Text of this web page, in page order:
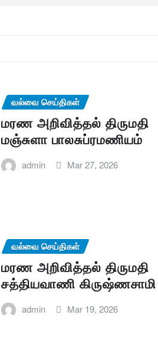
வல்வை செய்திகள்
மரண அறிவித்தல் திருமதி
மஞ்சுளா பாலசுப்ரமணியம்
admin Mar 27, 2026
வல்வை செய்திகள்
மரண அறிவித்தல் திருமதி
சத்தியவாணி கிருஷ்ணசாமி
admin Mar 19, 2026